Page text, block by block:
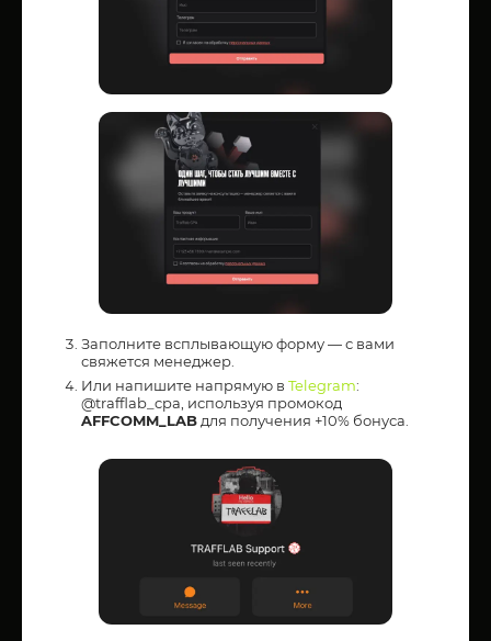
Заполните всплывающую форму — с вами
свяжется менеджер.
Или напишите напрямую в Telegram:
@trafflab_cpa, используя промокод
AFFCOMM_LAB для получения +10% бонуса.